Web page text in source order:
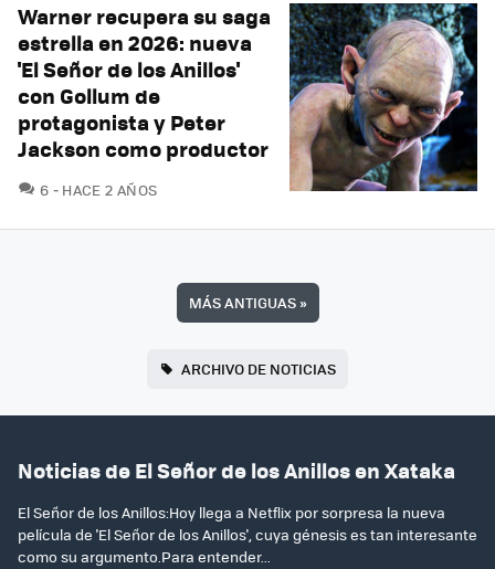
Warner recupera su saga
estrella en 2026: nueva
'El Señor de los Anillos'
con Gollum de
protagonista y Peter
Jackson como productor
6 COMENTARIOS
HACE 2 AÑOS
MÁS ANTIGUAS»
ARCHIVO DE NOTICIAS
Noticias de El Señor de los Anillos en Xataka
El Señor de los Anillos:Hoy llega a Netflix por sorpresa la nueva
película de 'El Señor de los Anillos', cuya génesis es tan interesante
como su argumento.Para entender...